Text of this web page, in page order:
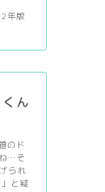
年版
ん
のド
…そ
られ
と疑